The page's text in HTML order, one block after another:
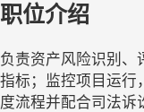
职位介绍
负责资产风险识别、
指标；监控项目运行
度流程并配合司法诉